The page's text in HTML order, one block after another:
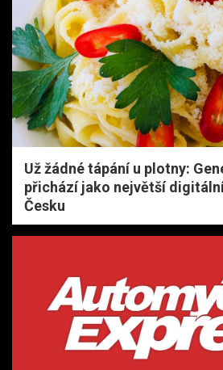
Už žádné tápání u plotny:
přichází jako největší
Česku